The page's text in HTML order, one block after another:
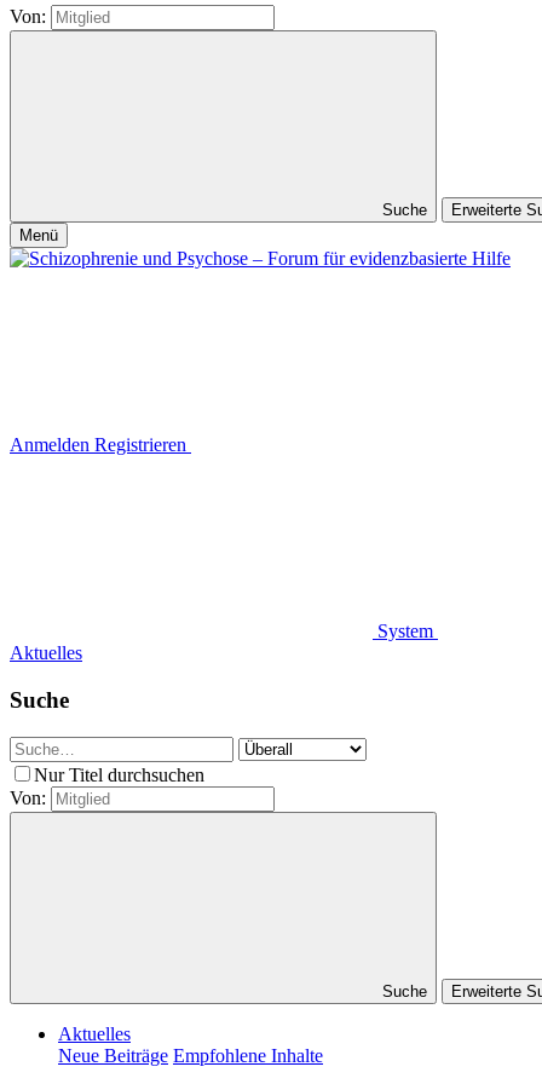
Von:
Suche
Erweiterte
Menü
Anmelden Registrieren
System
Aktuelles
Suche
Nur Titel durchsuchen
Von:
Suche Erweiterte
Aktuelles
Neue Beiträge Empfohlene Inhalte